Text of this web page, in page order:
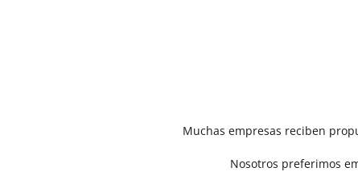
Muchas empresas reciben
Nosotros preferimos